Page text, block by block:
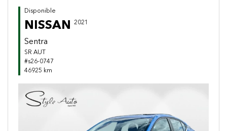
Disponible
NISSAN 2021
Sentra
SR AUT
#s26-0747
46925 km